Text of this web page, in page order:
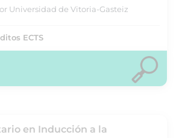
Universidad de Vitoria-Gasteiz
ECTS
en Inducción a la